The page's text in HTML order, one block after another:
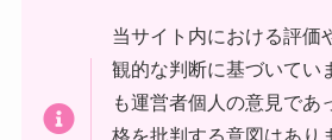
当サイト内における評価
観的な判断に基づいてい
も運営者個人の意見であ
格を批判する意図はあり